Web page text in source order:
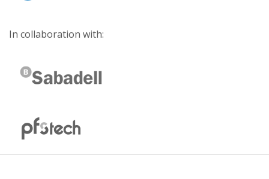
In collaboration with: